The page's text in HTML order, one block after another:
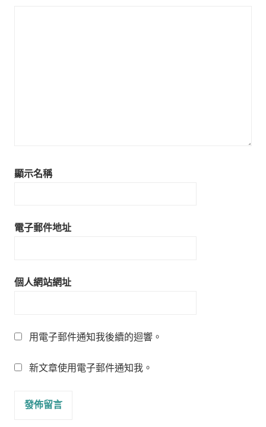
顯示名稱
電子郵件地址
個人網站網址
用電子郵件通知我後續的迴響。
新文章使用電子郵件通知我。